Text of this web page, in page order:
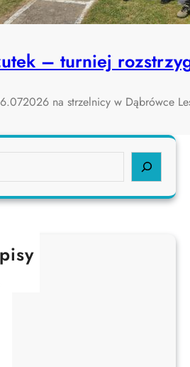
– turniej
na strzelnicy w Dąbrówce